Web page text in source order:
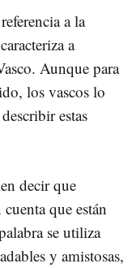
a la
a
Aunque para
los vascos lo
estas
decir que
cuenta que están
se utiliza
y amistosas,